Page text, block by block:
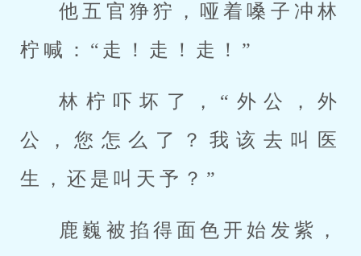
他五官狰狞，哑着嗓子冲林
柠喊：“走！走！走！”
林柠吓坏了，“外公，外
公，您怎么了？我该去叫医
生，还是叫天予？”
鹿巍被掐得面色开始发紫，